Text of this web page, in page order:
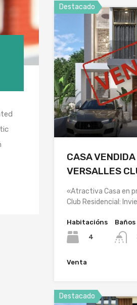
Destacado
CASA
VERSALLES
«Atractiva Casa en
Club Residencial:
Habitacións
4
Baños
Venta
Destacado